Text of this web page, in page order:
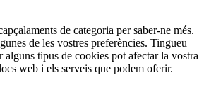
de categoria per saber-ne més.
de les vostres preferències. Tingueu
alguns tipus de cookies pot afectar la vostra
web i els serveis que podem oferir.